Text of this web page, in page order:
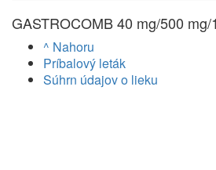
GASTROCOMB 40 mg/500 mg/
^ Nahoru
Príbalový leták
Súhrn údajov o lieku